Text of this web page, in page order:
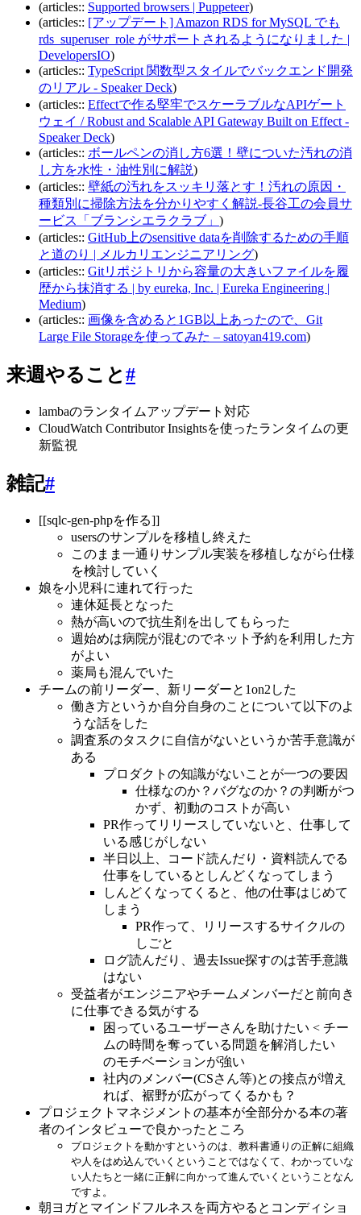
(articles:: Supported browsers | Puppeteer)
(articles:: [アップデート] Amazon RDS for MySQL でも
rds_superuser_role がサポートされるようになりました |
DevelopersIO)
(articles:: TypeScript 関数型スタイルでバックエンド開発
のリアル - Speaker Deck)
(articles:: Effectで作る堅牢でスケーラブルなAPIゲート
ウェイ / Robust and Scalable API Gateway Built on Effect -
Speaker Deck)
(articles:: ボールペンの消し方6選！壁についた汚れの消
し方を水性・油性別に解説)
(articles:: 壁紙の汚れをスッキリ落とす！汚れの原因・
種類別に掃除方法を分かりやすく解説-長谷工の会員サ
ービス「ブランシエラクラブ」 )
(articles:: GitHub上のsensitive dataを削除するための手順
と道のり | メルカリエンジニアリング)
(articles:: Gitリポジトリから容量の大きいファイルを履
歴から抹消する | by eureka, Inc. | Eureka Engineering |
Medium)
(articles:: 画像を含めると1GB以上あったので、Git
Large File Storageを使ってみた – satoyan419.com)
来週やること#
lambaのランタイムアップデート対応
CloudWatch Contributor Insightsを使ったランタイムの更
新監視
雑記#
[[sqlc-gen-phpを作る]]
usersのサンプルを移植し終えた
このまま一通りサンプル実装を移植しながら仕様
を検討していく
娘を小児科に連れて行った
連休延長となった
熱が高いので抗生剤を出してもらった
週始めは病院が混むのでネット予約を利用した方
がよい
薬局も混んでいた
チームの前リーダー、新リーダーと1on2した
働き方というか自分自身のことについて以下のよ
うな話をした
調査系のタスクに自信がないというか苦手意識が
ある
プロダクトの知識がないことが一つの要因
仕様なのか？バグなのか？の判断がつ
かず、初動のコストが高い
PR作ってリリースしていないと、仕事して
いる感じがしない
半日以上、コード読んだり・資料読んでる
仕事をしているとしんどくなってしまう
しんどくなってくると、他の仕事はじめて
しまう
PR作って、リリースするサイクルの
しごと
ログ読んだり、過去Issue探すのは苦手意識
はない
受益者がエンジニアやチームメンバーだと前向き
に仕事できる気がする
困っているユーザーさんを助けたい < チー
ムの時間を奪っている問題を解消したい
のモチベーションが強い
社内のメンバー(CSさん等)との接点が増え
れば、裾野が広がってくるかも？
プロジェクトマネジメントの基本が全部分かる本の著
者のインタビューで良かったところ
プロジェクトを動かすというのは、教科書通りの正解に組織
や人をはめ込んでいくということではなくて、わかっていな
い人たちと一緒に正解に向かって進んでいくということなん
ですよ。
朝ヨガとマインドフルネスを両方やるとコンディショ